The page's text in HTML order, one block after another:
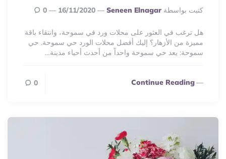
Posted
By
كتبت بواسطة Seneen Elnagar
16/11/2020
0
هل ترغب في العثور على محلات ورد في سموحة، وانتقاء باقة
مميزة من الأزهار؟ إليك أفضل محلات الورد حي سموحة. حي
سموحة: يعد حي سموحة واحداً من أحدث أحياء مدينة…
Continue Reading
0